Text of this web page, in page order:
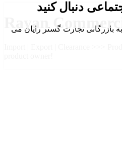
Rayan
دنبال کنید
بازرگانی تجارت گستر رایان می